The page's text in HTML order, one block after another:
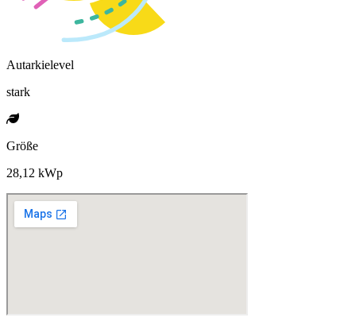
Autarkielevel
stark
Größe
28,12 kWp